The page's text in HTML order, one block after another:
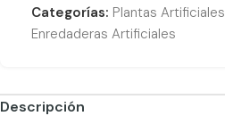
Categorías: Plantas Artificiales
Enredaderas Artificiales
Descripción